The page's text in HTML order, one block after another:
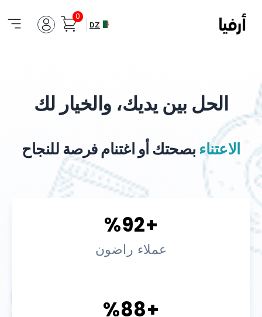
الحل بين يديك، والخيار لك
الاعتناء بصحتك أو اغتنام فرصة للنجاح
+%92
عملاء راضون
+%88
DZ
0